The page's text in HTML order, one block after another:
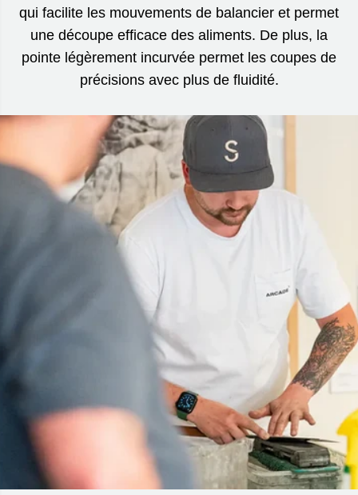
qui facilite les mouvements de balancier et permet
une découpe efficace des aliments. De plus, la
pointe légèrement incurvée permet les coupes de
précisions avec plus de fluidité.